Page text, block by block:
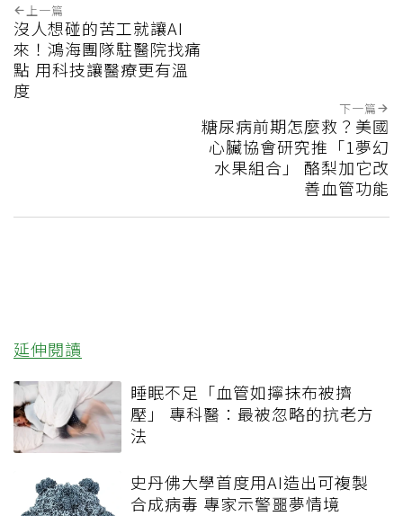
上一篇
沒人想碰的苦工就讓AI
來！鴻海團隊駐醫院找痛
點 用科技讓醫療更有溫
度
下一篇
糖尿病前期怎麼救？美國
心臟協會研究推「1夢幻
水果組合」 酪梨加它改
善血管功能
延伸閱讀
睡眠不足「血管如擰抹布被擠
壓」 專科醫：最被忽略的抗老方
法
史丹佛大學首度用AI造出可複製
合成病毒 專家示警噩夢情境